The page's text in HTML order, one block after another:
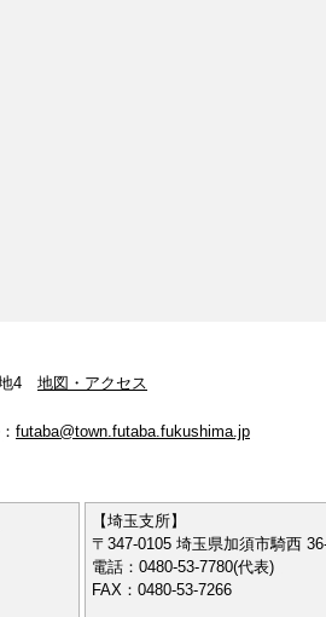
地4 地図・アクセス
futaba@town.futaba.fukushima.jp
【埼玉支所】
〒347-0105 埼玉県加須市騎西
電話：0480-53-7780(代表)
FAX：0480-53-7266